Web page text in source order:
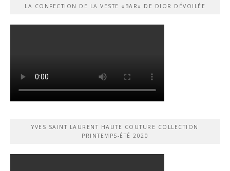
LA CONFECTION DE LA VESTE «BAR» DE DIOR DÉVOILÉE
YVES SAINT LAURENT HAUTE COUTURE COLLECTION
PRINTEMPS-ÉTÉ 2020